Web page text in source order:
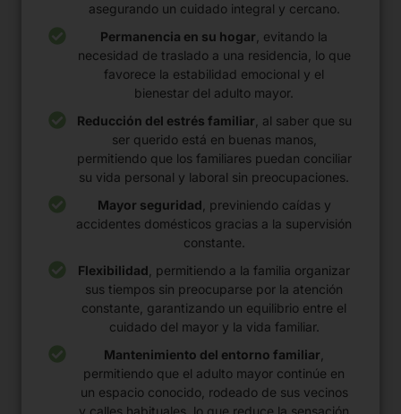
asegurando un cuidado integral y cercano.
Permanencia en su hogar , evitando la
necesidad de traslado a una residencia, lo que
favorece la estabilidad emocional y el
bienestar del adulto mayor.
Reducción del estrés familiar , al saber que su
ser querido está en buenas manos,
permitiendo que los familiares puedan conciliar
su vida personal y laboral sin preocupaciones.
Mayor seguridad , previniendo caídas y
accidentes domésticos gracias a la supervisión
constante.
Flexibilidad , permitiendo a la familia organizar
sus tiempos sin preocuparse por la atención
constante, garantizando un equilibrio entre el
cuidado del mayor y la vida familiar.
Mantenimiento del entorno familiar
permitiendo que el adulto mayor continúe en
un espacio conocido, rodeado de sus vecinos
y calles habituales, lo que reduce la sensación